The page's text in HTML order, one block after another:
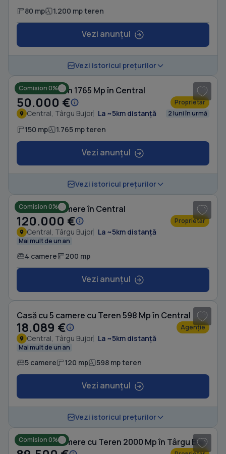
80 mp 1.200 mp teren
Vezi anunțul
Vezi istoricul prețurilor
Comision 0%
Casă cu Teren 1765 Mp în Central
50.000 € Proprietar
Central, Târgu Bujor La ~5km distanță 2 luni în urmă
150 mp 1.765 mp teren
Vezi anunțul
Vezi istoricul prețurilor
Comision 0%
Casă cu 4 camere în Central
120.000 € Proprietar
Central, Târgu Bujor La ~5km distanță
Mai mult de un an
4 camere 200 mp
Vezi anunțul
Casă cu 5 camere cu Teren 598 Mp în Central
18.089 € Agenție
Central, Târgu Bujor La ~5km distanță
Mai mult de un an
5 camere 120 mp 598 mp teren
Vezi anunțul
Vezi istoricul prețurilor
Comision 0% Casă cu 6 camere cu Teren 2000 Mp în Târgu Bujor